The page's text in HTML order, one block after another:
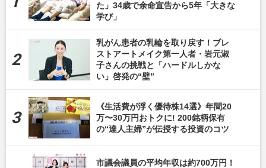
た」34歳で余命宣告から5年「大きな
学び」
乳がん患者の乳輪を取り戻す！ブレ
ストアートメイク第一人者・岩元淑
子さんの挑戦と「ハードルしかな
い」啓発の“壁”
《生活費が浮く優待株14選》年間20
万〜30万円おトクに! 200銘柄保有
の“達人主婦”が伝授する投資のコツ
市議会議員の平均年収は約700万円！